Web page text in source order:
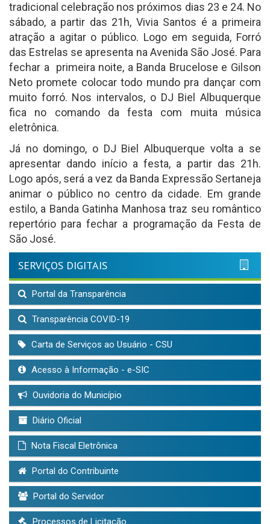
tradicional celebração nos próximos dias 23 e 24. No
sábado, a partir das 21h, Vivia Santos é a primeira
atração a agitar o público. Logo em seguida, Forró
das Estrelas se apresenta na Avenida São José. Para
fechar a
primeira noite, a Banda Brucelose e Gilson
Neto promete colocar todo mundo pra dançar com
muito forró. Nos intervalos, o DJ Biel Albuquerque
fica no comando da festa com muita música
eletrônica.
Já no domingo, o DJ Biel Albuquerque volta a se
apresentar dando início a festa, a partir das 21h.
Logo após, será a vez da Banda Expressão Sertaneja
animar o público no centro da cidade. Em grande
estilo, a Banda Gatinha Manhosa traz seu romântico
repertório para fechar a programação da Festa de
São José.
SERVIÇOS DIGITAIS
Portal da Transparência
Transparência COVID-19
Carta de Serviços ao Usuário - CSU
Acesso à Informação - e-SIC
Ouvidoria do Município
Diário Oficial
Nota Fiscal Eletrônica
Portal do Contribuinte
Portal do Servidor
Processos de Licitação